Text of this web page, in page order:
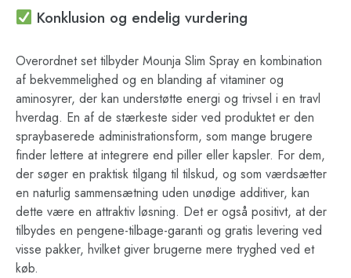
Konklusion og endelig vurdering
Overordnet set tilbyder Mounja Slim Spray en kombination
af bekvemmelighed og en blanding af vitaminer og
aminosyrer, der kan understøtte energi og trivsel i en travl
hverdag. En af de stærkeste sider ved produktet er den
spraybaserede administrationsform, som mange brugere
finder lettere at integrere end piller eller kapsler. For dem,
der søger en praktisk tilgang til tilskud, og som værdsætter
en naturlig sammensætning uden unødige additiver, kan
dette være en attraktiv løsning. Det er også positivt, at der
tilbydes en pengene-tilbage-garanti og gratis levering ved
visse pakker, hvilket giver brugerne mere tryghed ved et
køb.